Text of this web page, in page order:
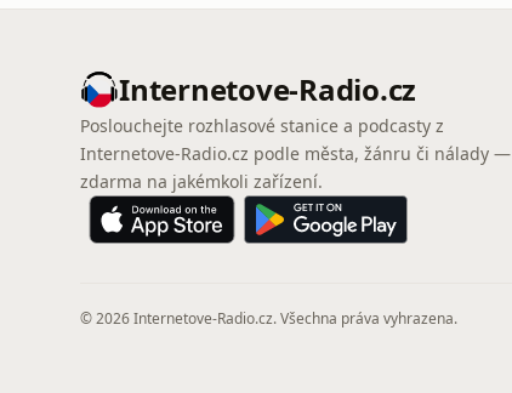
Internetove-Radio.cz
Poslouchejte rozhlasové stanice a podcasty z
Internetove-Radio.cz podle města, žánru či nálady —
zdarma na jakémkoli zařízení.
© 2026 Internetove-Radio.cz. Všechna práva vyhrazena.